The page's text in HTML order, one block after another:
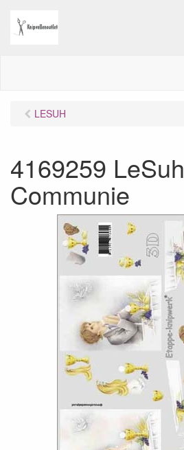
LESUH
4169259 LeSuh
Communie